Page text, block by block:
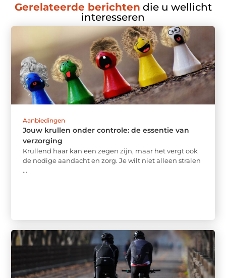
Gerelateerde berichten die u wellicht
interesseren
Aanbiedingen
Jouw krullen onder controle: de essentie van
verzorging
Krullend haar kan een zegen zijn, maar het vergt ook
de nodige aandacht en zorg. Je wilt niet alleen stralen
...